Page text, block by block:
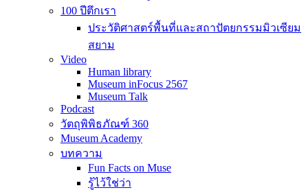
100 ปีตึกเรา
ประวัติศาสตร์พื้นที่และสถาปัตยกรรมมิวเซียม
สยาม
Video
Human library
Museum inFocus 2567
Museum Talk
Podcast
วัตถุพิพิธภัณฑ์ 360
Museum Academy
บทความ
Fun Facts on Muse
รู้ไว้ใช่ว่า